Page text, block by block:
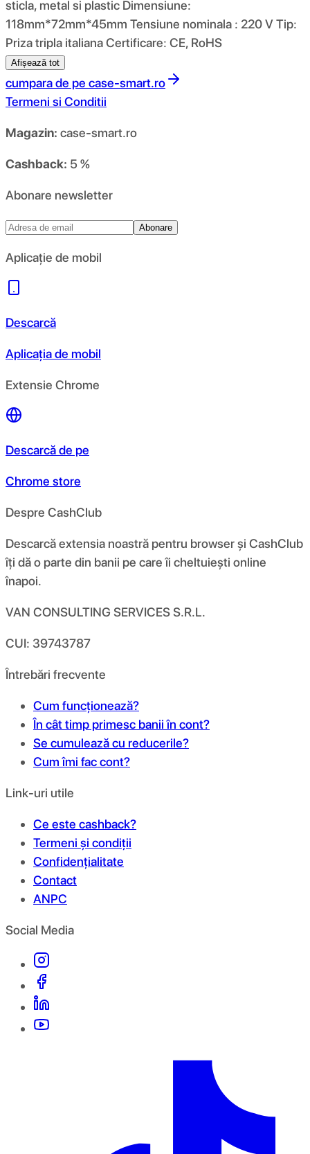
sticla, metal si plastic Dimensiune:
118mm*72mm*45mm Tensiune nominala : 220 V Tip:
Priza tripla italiana Certificare: CE, RoHS
Afișează tot
cumpara de pe case-smart.ro
Termeni si Conditii
Magazin: case-smart.ro
Cashback: 5 %
Abonare newsletter
Abonare
Aplicație de mobil
Descarcă
Aplicația de mobil
Extensie Chrome
Descarcă de pe
Chrome store
Despre CashClub
Descarcă extensia noastră pentru browser și CashClub
îți dă o parte din banii pe care îi cheltuiești online
înapoi.
VAN CONSULTING SERVICES S.R.L.
CUI: 39743787
Întrebări frecvente
Cum funcționează?
În cât timp primesc banii în cont?
Se cumulează cu reducerile?
Cum îmi fac cont?
Link-uri utile
Ce este cashback?
Termeni și condiții
Confidențialitate
Contact
ANPC
Social Media